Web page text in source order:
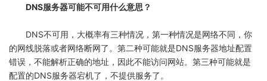
DNS服务器可能不可用什么意思？
DNS不可用，大概率有三种情况，第一种情况是网络不同，你
的网线脱落或者网络断网了。第二种可能就是DNS服务器地址配置
错误，不能解析正确的地址，因此不能访问网站。第三种可能就是
配置的DNS服务器宕机了，不提供服务了。